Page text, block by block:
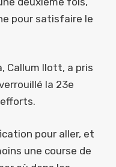
pour satisfaire le
Callum Ilott, a pris
la 23e
pour aller, et
une course de